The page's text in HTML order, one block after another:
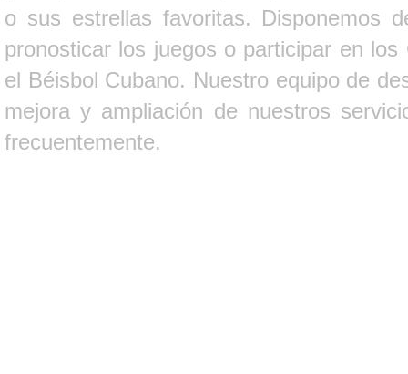
o sus estrellas favoritas. Disponemos
pronosticar los juegos o participar en
el Béisbol Cubano. Nuestro equipo de
mejora y ampliación de nuestros
frecuentemente.